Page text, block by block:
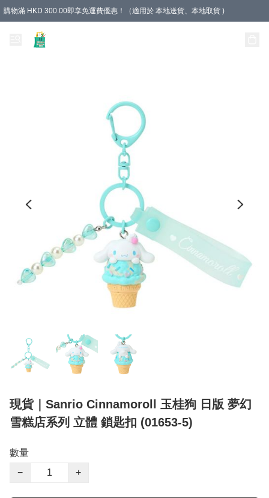
購物滿 HKD 300.00即享免運費優惠！（適用於 本地送貨、本地取貨 )
現貨｜Sanrio Cinnamoroll 玉桂狗 日版 夢幻
雪糕店系列 立體 鎖匙扣 (01653-5)
數量
−
+